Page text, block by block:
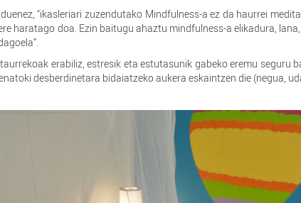
“ikasleriari zuzendutako Mindfulness-a ez da haurrei
haratago doa. Ezin baitugu ahaztu mindfulness-a elikadura,
erabiliz, estresik eta estutasunik gabeko eremu seguru
desberdinetara bidaiatzeko aukera eskaintzen die (negua,